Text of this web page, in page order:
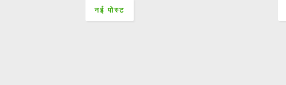
नई पोस्ट